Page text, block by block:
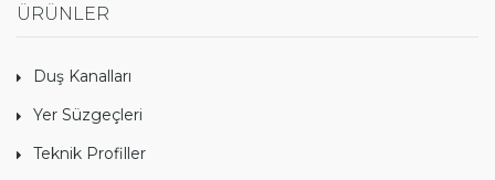
ÜRÜNLER
Duş Kanalları
Yer Süzgeçleri
Teknik Profiller